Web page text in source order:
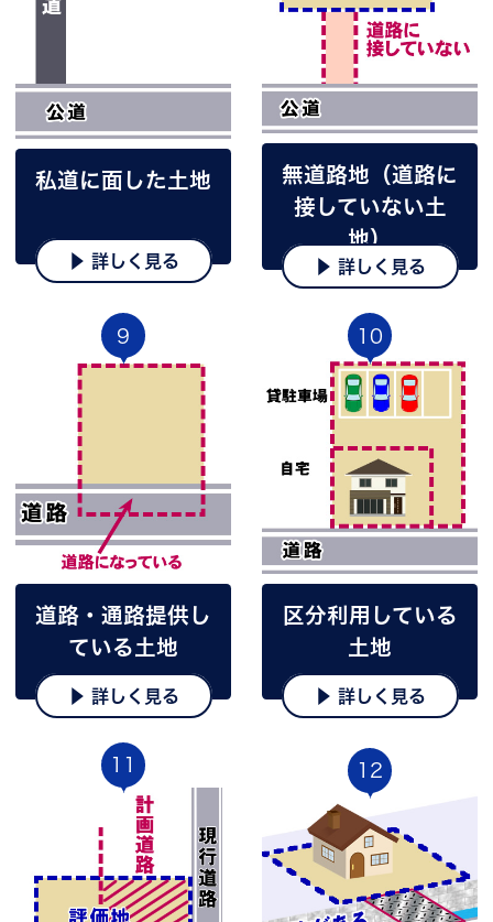
私道に面した土地
▶ 詳しく見る
無道路地（道路に
接していない土
地）
▶ 詳しく見る
9
道路・通路提供し
ている土地
▶ 詳しく見る
10
区分利用している
土地
▶ 詳しく見る
11 12